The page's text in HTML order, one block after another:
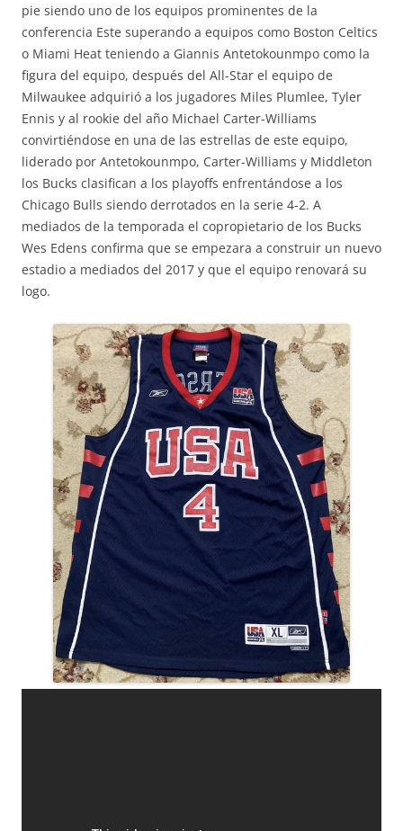
pie siendo uno de los equipos prominentes de la
conferencia Este superando a equipos como Boston Celtics
o Miami Heat teniendo a Giannis Antetokounmpo como la
figura del equipo, después del All-Star el equipo de
Milwaukee adquirió a los jugadores Miles Plumlee, Tyler
Ennis y al rookie del año Michael Carter-Williams
convirtiéndose en una de las estrellas de este equipo,
liderado por Antetokounmpo, Carter-Williams y Middleton
los Bucks clasifican a los playoffs enfrentándose a los
Chicago Bulls siendo derrotados en la serie 4-2. A
mediados de la temporada el copropietario de los Bucks
Wes Edens confirma que se empezara a construir un nuevo
estadio a mediados del 2017 y que el equipo renovará su
logo.